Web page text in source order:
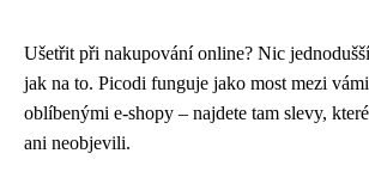
Ušetřit při nakupování online? Nic
jak na to. Picodi funguje jako most mezi
oblíbenými e-shopy – najdete tam slevy,
ani neobjevili.